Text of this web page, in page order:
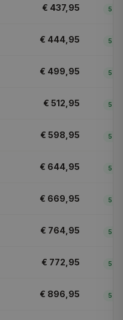
€ 437,95 5
€ 444,95 5
€ 499,95 5
€ 512,95 5
€ 598,95 5
€ 644,95 5
€ 669,95 5
€ 764,95 5
€ 772,95 5
€ 896,95 5